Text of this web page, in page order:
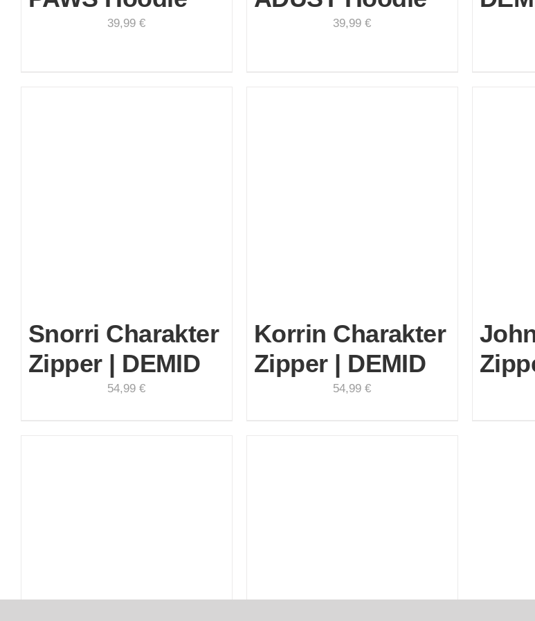
39,99€ 39,99€
Snorri Charakter
Zipper | DEMID
54,99€
Korrin Charakter
Zipper | DEMID
54,99€